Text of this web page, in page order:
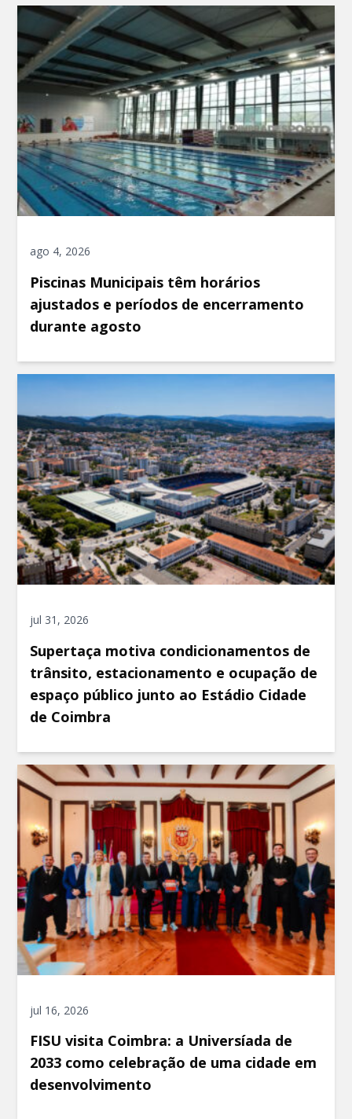
ago 4, 2026
Piscinas Municipais têm horários
ajustados e períodos de encerramento
durante agosto
jul 31, 2026
Supertaça motiva condicionamentos de
trânsito, estacionamento e ocupação de
espaço público junto ao Estádio Cidade
de Coimbra
jul 16, 2026
FISU visita Coimbra: a Universíada de
2033 como celebração de uma cidade em
desenvolvimento